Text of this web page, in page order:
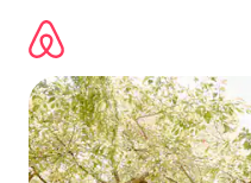
directement
contenu